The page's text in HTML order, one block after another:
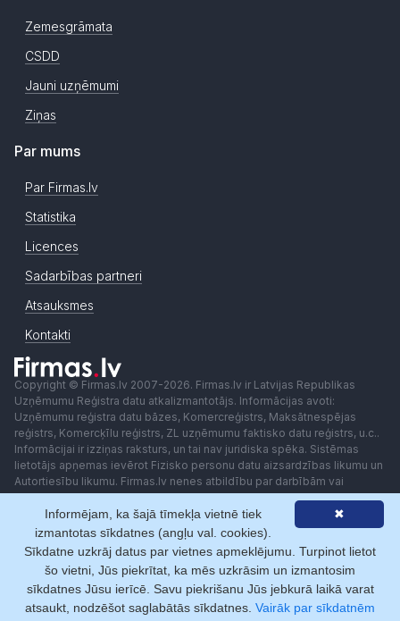
Zemesgrāmata
CSDD
Jauni uzņēmumi
Ziņas
Par mums
Par Firmas.lv
Statistika
Licences
Sadarbības partneri
Atsauksmes
Kontakti
Copyright © Firmas.lv 2007-2026. Firmas.lv ir Latvijas Republikas
Uzņēmumu Reģistra datu atkalizmantotājs. Informācijas avoti:
Uzņēmumu reģistra datu bāzes, Komercreģistrs, Maksātnespējas
reģistrs, Komercķīlu reģistrs, ZL uzņēmumu faktisko datu reģistrs, u.c..
Informācijai ir izziņas raksturs, un tai nav juridiska spēka. Sistēmas
lietotājs apņemas ievērot Fizisko personu datu aizsardzības likumu un
Autortiesību likumu. Firmas.lv nenes atbildību par darbībām vai
lēmumiem, kas balstīti uz saņemto pakalpojumu. Lietotājam aizliegts
izmantot jebkādas automatizētas sistēmas vai iekārtas (robotus)
piekļuvei sistēmai bez rakstiskas saskaņošanas ar Firmas.lv. Galvenā
redaktore: Ingūna Pempere.
Lietošanas noteikumi
Privātuma politika Norēķini ar
✖
Informējam, ka šajā tīmekļa vietnē tiek
izmantotas sīkdatnes (angļu val. cookies).
Sīkdatne uzkrāj datus par vietnes apmeklējumu. Turpinot lietot
šo vietni, Jūs piekrītat, ka mēs uzkrāsim un izmantosim
sīkdatnes Jūsu ierīcē. Savu piekrišanu Jūs jebkurā laikā varat
atsaukt, nodzēšot saglabātās sīkdatnes. Vairāk par sīkdatnēm